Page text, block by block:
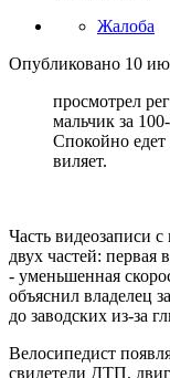
Жалоба
Опубликовано 10
просмотрел
мальчик за
Спокойно едет
виляет.
Часть видеозаписи с
двух частей: первая
- уменьшенная
объяснил владелец
до заводских из-за
Велосипедист
свидетели ДТП,